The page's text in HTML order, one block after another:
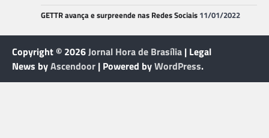
GETTR avança e surpreende nas Redes Sociais 11/01/2022
Copyright © 2026Jornal Hora de Brasília | Legal
News byAscendoor | Powered byWordPress.